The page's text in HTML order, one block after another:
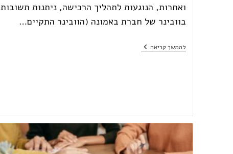
ואחרות, הנוגעות לתהליך הרכישה, ניתנות תשובות
בוובינר של חברת באמונה (הוובינר התקיים…
להמשך קריאהכמה
מיסים